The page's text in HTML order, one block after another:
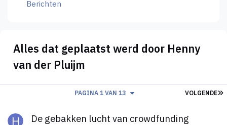
Berichten
Alles dat geplaatst werd door Henny
van der Pluijm
VOLGENDE
PAGINA 1 VAN 13
De gebakken lucht van crowdfunding